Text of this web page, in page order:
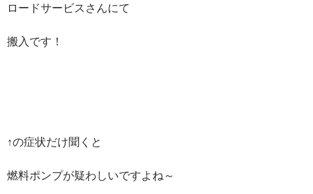
ロードサービスさんにて
搬入です！
↑の症状だけ聞くと
燃料ポンプが疑わしいですよね～